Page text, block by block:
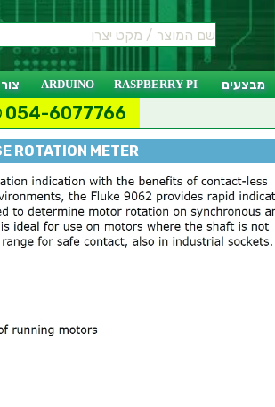
מבצעים RASPBERRY PI
ARDUINO
054-6077766
ROTATION METER